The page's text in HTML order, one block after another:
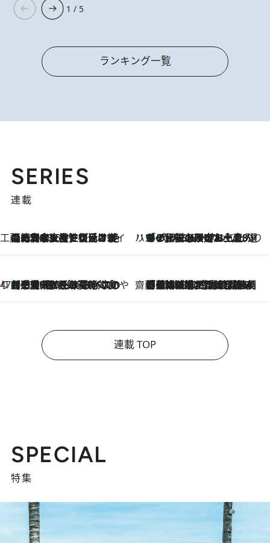
1 / 5
ランキング一覧
SERIES
連載
工藤まやのおもてなしハワイ
2026.8.6
【ハワイ土産】ローカルの絶大な支持で復活！ 絶品の幻クッキー《元ファンの日本人女性が受け継いだ名店》 ハワイ賢者 リサのお気に入りリスト2026.8.6
あの伝説の限定トートも！ リニューアルした「ディーン＆デルーカ ハワイ」で必須のお土産8選
47都道府県の手みやげ ひんやりスイーツで夏を満喫
2026.8.6
【三重県】この夏絶対食べたい 冷やしておいしいおやつ3選 お餅×アイスの新感覚スイーツ 齋藤 薫 美容脳ルネサンス
2026.8.6
「荷物が増えるほど旅ストレスは増す」美容ジャーナリストがたどり着いた最終結論。“化粧品を劇的に減らす”感動の凝縮美容とは
連載 TOP
SPECIAL
特集